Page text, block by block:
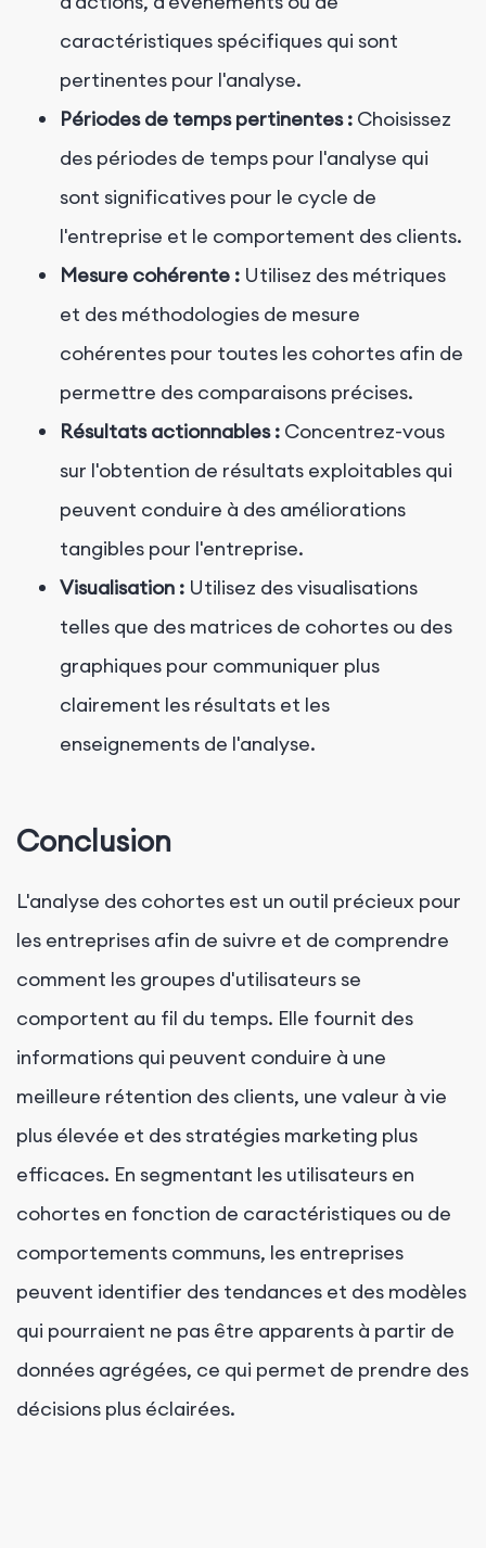
caractéristiques spécifiques qui sont
pertinentes pour l'analyse.
Périodes de temps pertinentes : Choisissez
des périodes de temps pour l'analyse qui
sont significatives pour le cycle de
l'entreprise et le comportement des clients.
Mesure cohérente : Utilisez des métriques
et des méthodologies de mesure
cohérentes pour toutes les cohortes afin de
permettre des comparaisons précises.
Résultats actionnables : Concentrez-vous
sur l'obtention de résultats exploitables qui
peuvent conduire à des améliorations
tangibles pour l'entreprise.
Visualisation : Utilisez des visualisations
telles que des matrices de cohortes ou des
graphiques pour communiquer plus
clairement les résultats et les
enseignements de l'analyse.
Conclusion
L'analyse des cohortes est un outil précieux pour
les entreprises afin de suivre et de comprendre
comment les groupes d'utilisateurs se
comportent au fil du temps. Elle fournit des
informations qui peuvent conduire à une
meilleure rétention des clients, une valeur à vie
plus élevée et des stratégies marketing plus
efficaces. En segmentant les utilisateurs en
cohortes en fonction de caractéristiques ou de
comportements communs, les entreprises
peuvent identifier des tendances et des modèles
qui pourraient ne pas être apparents à partir de
données agrégées, ce qui permet de prendre des
décisions plus éclairées.